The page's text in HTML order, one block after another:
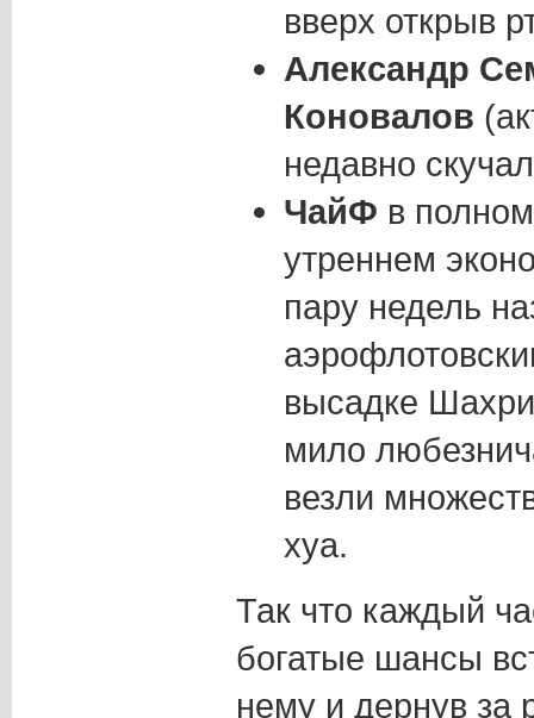
вверх открыв
Александр
Коновалов
недавно
ЧайФ в
утреннем
пару недель
высадке
мило
везли
хуа.
Так что каждый
богатые шансы
нему и дернув за